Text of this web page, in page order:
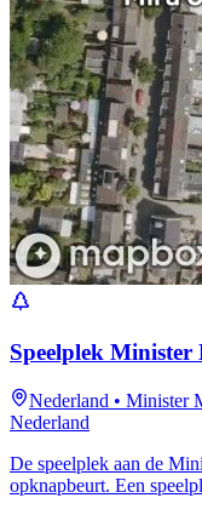
Speelplek Minister
Nederland • Minister
Nederland
De speelplek aan de
opknapbeurt. Een